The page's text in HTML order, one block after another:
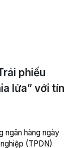
phiếu
lửa” với tín
ngân hàng ngày
(TPDN)